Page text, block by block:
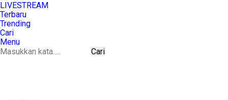
LIVESTREAM
Terbaru
Trending
Cari
Menu
Cari